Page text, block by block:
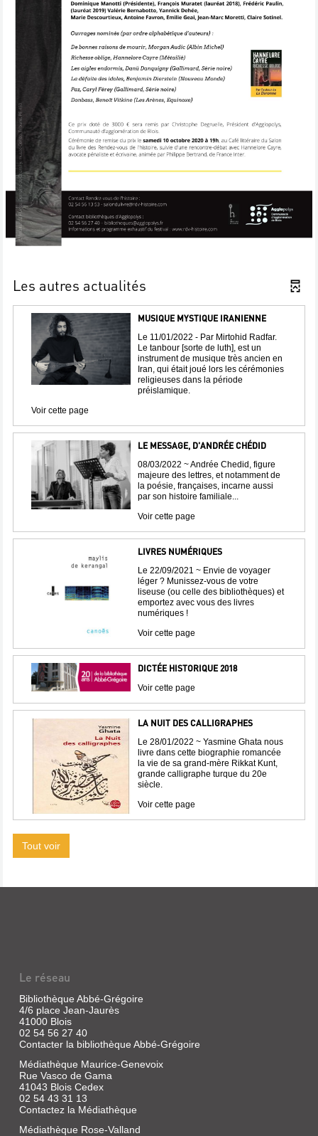
Les autres actualités
MUSIQUE MYSTIQUE IRANIENNE
Le 11/01/2022 - Par Mirtohid Radfar.
Le tanbour [sorte de luth], est un
instrument de musique très ancien en
Iran, qui était joué lors les cérémonies
religieuses dans la période
préislamique.
Voir cette page
LE MESSAGE, D'ANDRÉE CHÉDID
08/03/2022 ~ Andrée Chedid, figure
majeure des lettres, et notamment de
la poésie, françaises, incarne aussi
par son histoire familiale...
Voir cette page
LIVRES NUMÉRIQUES
Le 22/09/2021 ~ Envie de voyager
léger ? Munissez-vous de votre
liseuse (ou celle des bibliothèques) et
emportez avec vous des livres
numériques !
Voir cette page
DICTÉE HISTORIQUE 2018
Voir cette page
LA NUIT DES CALLIGRAPHES
Le 28/01/2022 ~ Yasmine Ghata nous
livre dans cette biographie romancée
la vie de sa grand-mère Rikkat Kunt,
grande calligraphe turque du 20e
siècle.
Voir cette page
Tout voir
Le réseau
Bibliothèque Abbé-Grégoire
4/6 place Jean-Jaurès
41000 Blois
02 54 56 27 40
Contacter la bibliothèque Abbé-Grégoire
Médiathèque Maurice-Genevoix
Rue Vasco de Gama
41043 Blois Cedex
02 54 43 31 13
Contactez la Médiathèque
Médiathèque Rose-Valland